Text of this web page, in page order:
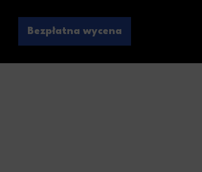
Bezpłatna wycena